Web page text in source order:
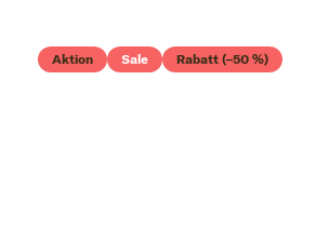
Aktion Sale Rabatt (–50 %)